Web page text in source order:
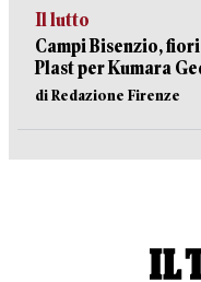
Il lutto
Campi Bisenzio,
Plast per Kumara
di Redazione Firenze